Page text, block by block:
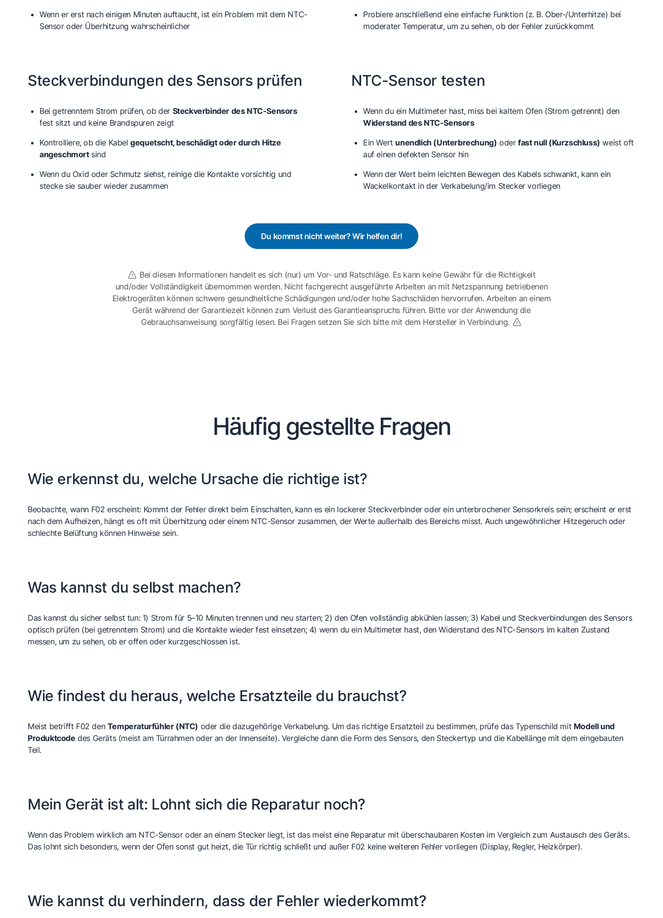
Wenn er erst nach einigen Minuten auftaucht, ist ein Problem mit dem NTC-
Sensoroder Überhitzung wahrscheinlicher
Probiere anschließend eine einfache Funktion (z. B. Ober-/Unterhitze) bei
moderater Temperatur, um zu sehen, ob der Fehler zurückkommt
Steckverbindungen des Sensors prüfen
Bei getrenntem Strom prüfen, ob der Steckverbinder des NTC-Sensors
fest sitzt und keine Brandspuren zeigt
Kontrolliere, ob die Kabelgequetscht, beschädigt oder durch Hitze
angeschmortsind
Wenn du Oxid oder Schmutz siehst, reinige die Kontakte vorsichtig und
stecke sie sauber wieder zusammen
NTC-Sensor testen
Wenn du ein Multimeter hast, miss bei kaltem Ofen (Strom getrennt) den
Widerstand des NTC-Sensors
Ein Wert unendlich (Unterbrechung) oderfast null (Kurzschluss) weist oft
auf einen defekten Sensor hin
Wenn der Wert beim leichten Bewegen des Kabels schwankt, kann ein
Wackelkontakt in der Verkabelung/im Stecker vorliegen
Du kommst nicht weiter? Wir helfen dir!
Bei diesen Informationen handelt es sich (nur) um Vor- und Ratschläge. Es kann keine Gewähr für die Richtigkeit
und/oder Vollständigkeit übernommen werden. Nicht fachgerecht ausgeführte Arbeiten an mit Netzspannung betriebenen
Elektrogeräten können schwere gesundheitliche Schädigungen und/oder hohe Sachschäden hervorrufen. Arbeiten an einem
Gerät während der Garantiezeit können zum Verlust des Garantieanspruchs führen. Bitte vor der Anwendung die
Gebrauchsanweisung sorgfältig lesen. Bei Fragen setzen Sie sich bitte mit dem Hersteller in Verbindung.
Häufig gestellte Fragen
Wie erkennst du, welche Ursache die richtige ist?
Beobachte, wann F02 erscheint: Kommt der Fehler direkt beim Einschalten, kann es ein lockerer Steckverbinder oder ein unterbrochener Sensorkreis sein; erscheint er erst
nach dem Aufheizen, hängt es oft mit Überhitzung oder einem NTC-Sensor zusammen, der Werte außerhalb des Bereichs misst. Auch ungewöhnlicher Hitzegeruch oder
schlechte Belüftung können Hinweise sein.
Was kannst du selbst machen?
Das kannst du sicher selbst tun: 1) Strom für 5–10 Minuten trennen und neu starten; 2) den Ofen vollständig abkühlen lassen; 3) Kabel und Steckverbindungen des Sensors
optisch prüfen (bei getrenntem Strom) und die Kontakte wieder fest einsetzen; 4) wenn du ein Multimeter hast, den Widerstand des NTC-Sensors im kalten Zustand
messen, um zu sehen, ob er offen oder kurzgeschlossen ist.
Wie findest du heraus, welche Ersatzteile du brauchst?
Meist betrifft F02 den Temperaturfühler (NTC) oder die dazugehörige Verkabelung. Um das richtige Ersatzteil zu bestimmen, prüfe das Typenschild mit Modell und
Produktcode des Geräts (meist am Türrahmen oder an der Innenseite). Vergleiche dann die Form des Sensors, den Steckertyp und die Kabellänge mit dem eingebauten
Teil.
Mein Gerät ist alt: Lohnt sich die Reparatur noch?
Wenn das Problem wirklich am NTC-Sensor oder an einem Stecker liegt, ist das meist eine Reparatur mit überschaubaren Kosten im Vergleich zum Austausch des Geräts.
Das lohnt sich besonders, wenn der Ofen sonst gut heizt, die Tür richtig schließt und außer F02 keine weiteren Fehler vorliegen (Display, Regler, Heizkörper).
Wie kannst du verhindern, dass der Fehler wiederkommt?